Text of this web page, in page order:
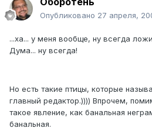
Опубликовано 27 апреля,
...ха... у меня вообще, ну всегда
Дума... ну всегда!
Но есть такие птицы, которые
главный редактор.)))) Впрочем,
такое явление, как банальная
банальная.